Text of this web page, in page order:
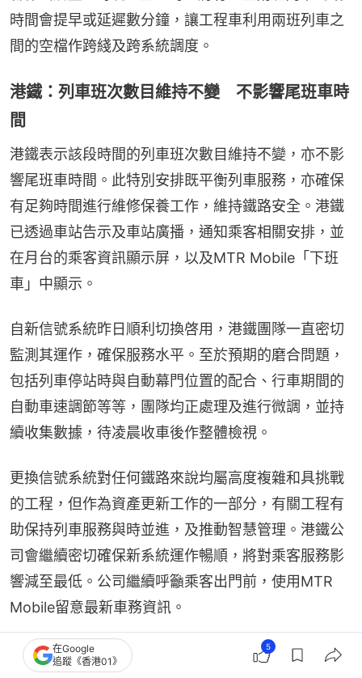
時間會提早或延遲數分鐘，讓工程車利用兩班列車之
間的空檔作跨綫及跨系統調度。
港鐵：列車班次數目維持不變 不影響尾班車時
間
港鐵表示該段時間的列車班次數目維持不變，亦不影
響尾班車時間。此特別安排既平衡列車服務，亦確保
有足夠時間進行維修保養工作，維持鐵路安全。港鐵
已透過車站告示及車站廣播，通知乘客相關安排，並
在月台的乘客資訊顯示屏，以及MTR Mobile「下班
車」中顯示。
自新信號系統昨日順利切換啓用，港鐵團隊一直密切
監測其運作，確保服務水平。至於預期的磨合問題，
包括列車停站時與自動幕門位置的配合、行車期間的
自動車速調節等等，團隊均正處理及進行微調，並持
續收集數據，待凌晨收車後作整體檢視。
更換信號系統對任何鐵路來說均屬高度複雜和具挑戰
的工程，但作為資產更新工作的一部分，有關工程有
助保持列車服務與時並進，及推動智慧管理。港鐵公
司會繼續密切確保新系統運作暢順，將對乘客服務影
響減至最低。公司繼續呼籲乘客出門前，使用MTR
Mobile留意最新車務資訊。
港鐵荃灣綫換新信號系統 個別列車「無停正」位
在Google
追蹤《香港01》
5